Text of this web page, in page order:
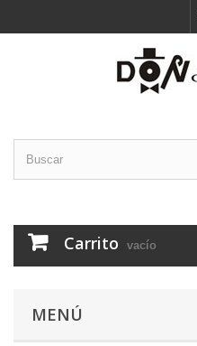
Carrito vacío
MENÚ